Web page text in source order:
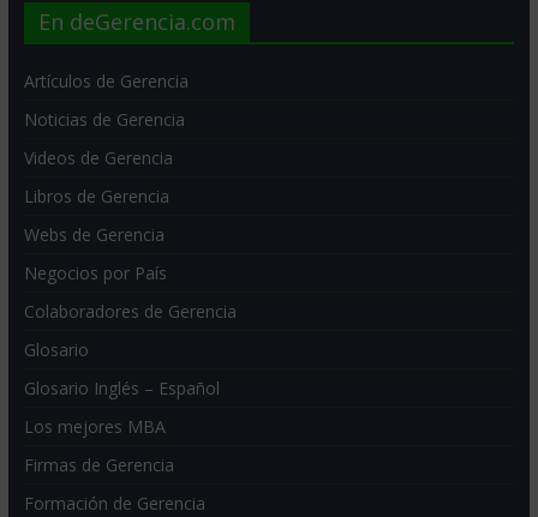
En deGerencia.com
Artículos de Gerencia
Noticias de Gerencia
Videos de Gerencia
Libros de Gerencia
Webs de Gerencia
Negocios por País
Colaboradores de Gerencia
Glosario
Glosario Inglés – Español
Los mejores MBA
Firmas de Gerencia
Formación de Gerencia